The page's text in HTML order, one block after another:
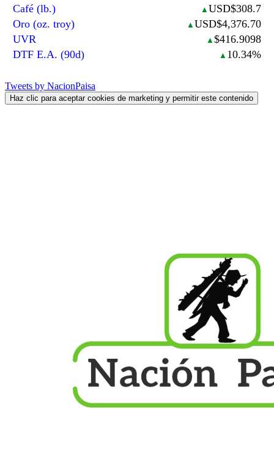
Café (lb.)
▲ USD$308.7
Oro (oz. troy)
▲ USD$4,376.70
UVR
▲ $416.9098
DTF E.A. (90d)
▲ 10.34%
Tweets by NacionPaisa
Haz clic para aceptar cookies de marketing y permitir este contenido